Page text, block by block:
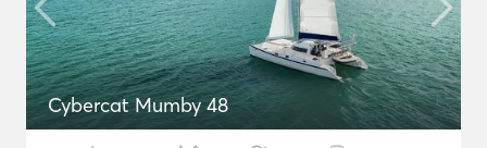
Cybercat Mumby 48